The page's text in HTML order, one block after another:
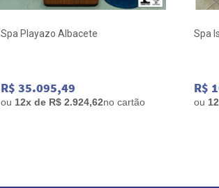
Spa Playazo Albacete
R$ 35.095,49
ou 12x de R$ 2.924,62no cartão
Spa
R$
ou